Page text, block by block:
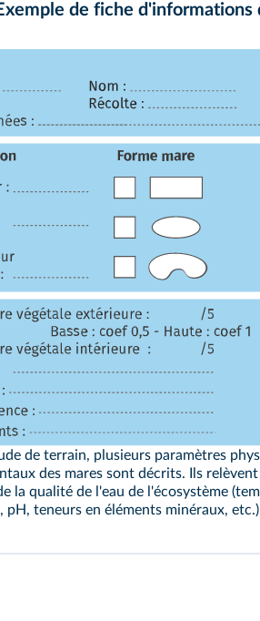
de fiche d'informations
de terrain, plusieurs paramètres
des mares sont décrits. Ils
la qualité de l'eau de l'écosystème
pH, teneurs en éléments minéraux,